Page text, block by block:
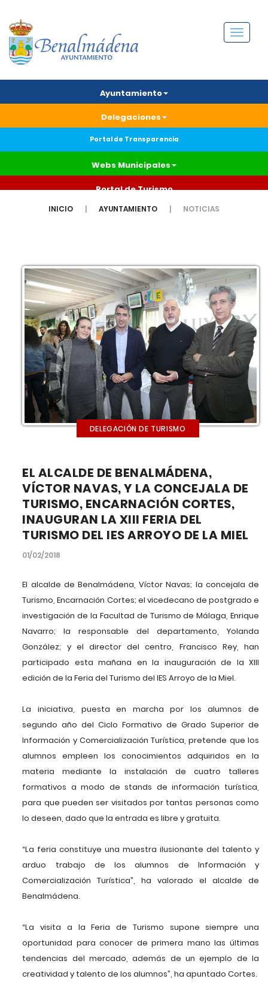
Menú
Ayuntamiento
Delegaciones
Portal de Transparencia
Webs Municipales
Portal de Turismo
INICIO AYUNTAMIENTO NOTICIAS
DELEGACIÓN DE TURISMO
EL ALCALDE DE BENALMÁDENA,
VÍCTOR NAVAS, Y LA CONCEJALA DE
TURISMO, ENCARNACIÓN CORTES,
INAUGURAN LA XIII FERIA DEL
TURISMO DEL IES ARROYO DE LA MIEL
01/02/2018
El alcalde de Benalmádena, Víctor Navas; la concejala de
Turismo, Encarnación Cortes; el vicedecano de postgrado e
investigación de la Facultad de Turismo de Málaga, Enrique
Navarro; la responsable del departamento, Yolanda
González; y el director del centro, Francisco Rey, han
participado esta mañana en la inauguración de la XIII
edición de la Feria del Turismo del IES Arroyo de la Miel.
La iniciativa, puesta en marcha por los alumnos de
segundo año del Ciclo Formativo de Grado Superior de
Información y Comercialización Turística, pretende que los
alumnos empleen los conocimientos adquiridos en la
materia mediante la instalación de cuatro talleres
formativos a modo de stands de información turística,
para que pueden ser visitados por tantas personas como
lo deseen, dado que la entrada es libre y gratuita.
“La feria constituye una muestra ilusionante del talento y
arduo trabajo de los alumnos de Información y
Comercialización Turística”, ha valorado el alcalde de
Benalmádena.
“La visita a la Feria de Turismo supone siempre una
oportunidad para conocer de primera mano las últimas
tendencias del mercado, además de un ejemplo de la
creatividad y talento de los alumnos”, ha apuntado Cortes.